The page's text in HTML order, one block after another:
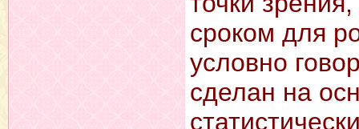
сроком для
условно
сделан на